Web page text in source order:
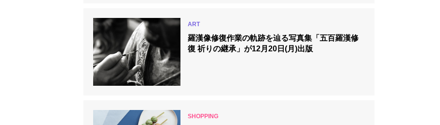
羅漢像修復作業の軌跡を辿る写真集「五百羅漢修
復 祈りの継承」が12月20日(月)出版